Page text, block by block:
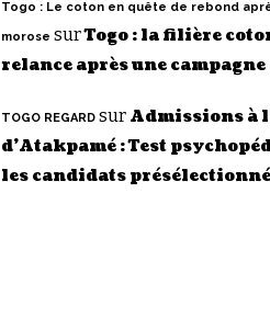
Togo : Le coton en quête de rebond
morose surTogo : la filière
relance après une
TOGO REGARDsur Admissions à
d’Atakpamé : Test
les candidats